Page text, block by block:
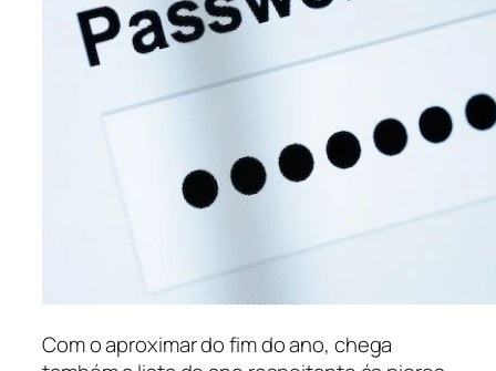
Com o aproximar do fim do ano, chega